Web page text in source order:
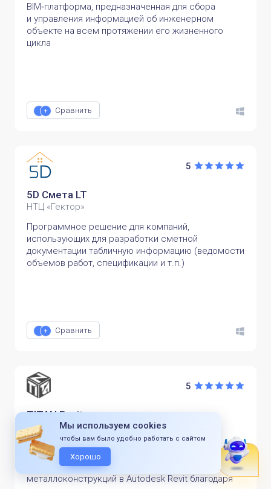
BIM‑платформа, предназначенная для сбора
и управления информацией об инженерном
объекте на всем протяжении его жизненного
цикла
Сравнить
5
5D Смета LT
НТЦ «Гектор»
Программное решение для компаний,
использующих для разработки сметной
документации табличную информацию (ведомости
объемов работ, спецификации и т.п.)
Сравнить
5
TITAN Revit
Академия BIM
Демоверсия
Упростит и ускорит процесс проектирования
металлоконструкций в Autodesk Revit благодаря
Мы используем cookies
чтобы вам было удобно работать с сайтом
Хорошо